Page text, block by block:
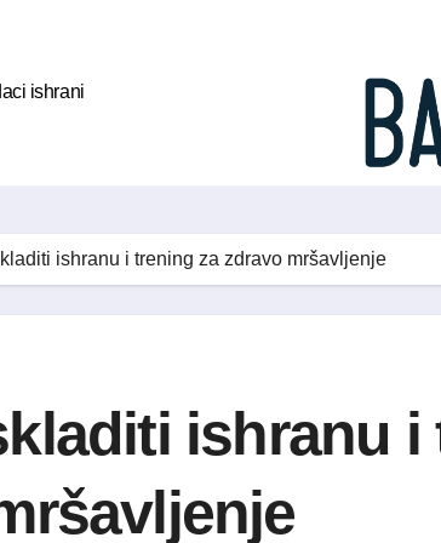
ishrani
ishranu i trening za zdravo mršavljenje
ishranu i